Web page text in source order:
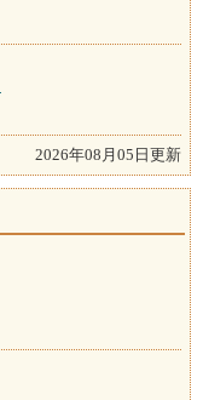
2026年08月05日更新